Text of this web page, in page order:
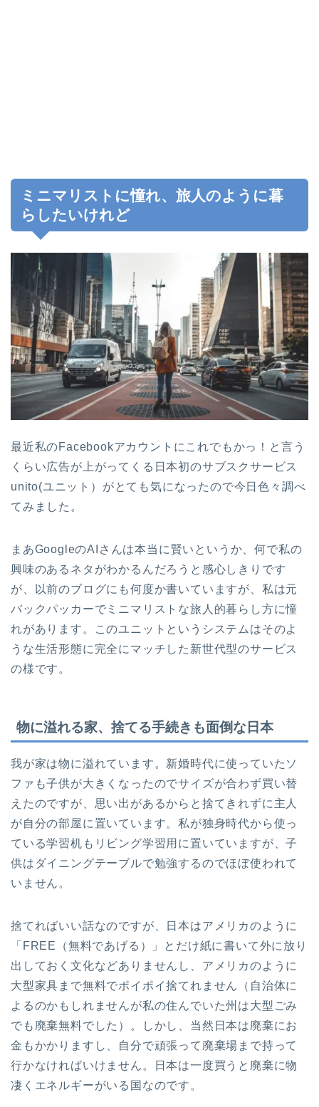
ミニマリストに憧れ、旅人のように暮
らしたいけれど
最近私のFacebookアカウントにこれでもかっ！と言う
くらい広告が上がってくる日本初のサブスクサービス
unito(ユニット）がとても気になったので今日色々調べ
てみました。
まあGoogleのAIさんは本当に賢いというか、何で私の
興味のあるネタがわかるんだろうと感心しきりです
が、以前のブログにも何度か書いていますが、私は元
バックパッカーでミニマリストな旅人的暮らし方に憧
れがあります。このユニットというシステムはそのよ
うな生活形態に完全にマッチした新世代型のサービス
の様です。
物に溢れる家、捨てる手続きも面倒な日本
我が家は物に溢れています。新婚時代に使っていたソ
ファも子供が大きくなったのでサイズが合わず買い替
えたのですが、思い出があるからと捨てきれずに主人
が自分の部屋に置いています。私が独身時代から使っ
ている学習机もリビング学習用に置いていますが、子
供はダイニングテーブルで勉強するのでほぼ使われて
いません。
捨てればいい話なのですが、日本はアメリカのように
「FREE（無料であげる）」とだけ紙に書いて外に放り
出しておく文化などありませんし、アメリカのように
大型家具まで無料でポイポイ捨てれません（自治体に
よるのかもしれませんが私の住んでいた州は大型ごみ
でも廃棄無料でした）。しかし、当然日本は廃棄にお
金もかかりますし、自分で頑張って廃棄場まで持って
行かなければいけません。日本は一度買うと廃棄に物
凄くエネルギーがいる国なのです。